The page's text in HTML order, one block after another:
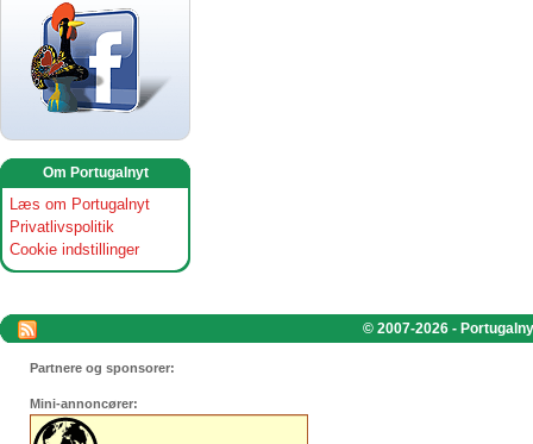
Om Portugalnyt
Læs om Portugalnyt
Privatlivspolitik
Cookie indstillinger
© 2007-2026 -
Partnere og sponsorer:
Mini-annoncører: